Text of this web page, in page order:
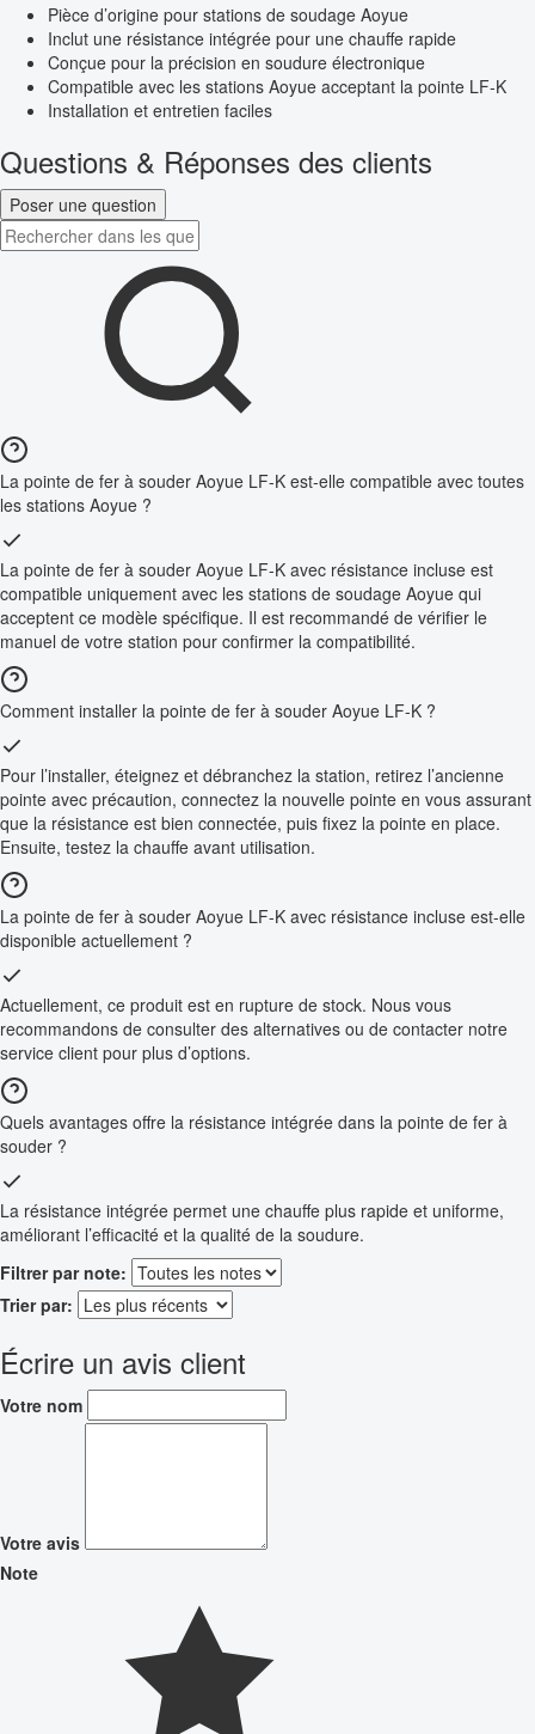
Pièce d’origine pour stations de soudage Aoyue
Inclut une résistance intégrée pour une chauffe rapide
Conçue pour la précision en soudure électronique
Compatible avec les stations Aoyue acceptant la pointe LF-K
Installation et entretien faciles
Questions & Réponses des clients
Poser une question
La pointe de fer à souder Aoyue LF-K est-elle compatible avec toutes
les stations Aoyue ?
La pointe de fer à souder Aoyue LF-K avec résistance incluse est
compatible uniquement avec les stations de soudage Aoyue qui
acceptent ce modèle spécifique. Il est recommandé de vérifier le
manuel de votre station pour confirmer la compatibilité.
Comment installer la pointe de fer à souder Aoyue LF-K ?
Pour l’installer, éteignez et débranchez la station, retirez l’ancienne
pointe avec précaution, connectez la nouvelle pointe en vous assurant
que la résistance est bien connectée, puis fixez la pointe en place.
Ensuite, testez la chauffe avant utilisation.
La pointe de fer à souder Aoyue LF-K avec résistance incluse est-elle
disponible actuellement ?
Actuellement, ce produit est en rupture de stock. Nous vous
recommandons de consulter des alternatives ou de contacter notre
service client pour plus d’options.
Quels avantages offre la résistance intégrée dans la pointe de fer à
souder ?
La résistance intégrée permet une chauffe plus rapide et uniforme,
améliorant l’efficacité et la qualité de la soudure.
Filtrer par note:
Trier par:
Écrire un avis client
Votre nom
Votre avis
Note